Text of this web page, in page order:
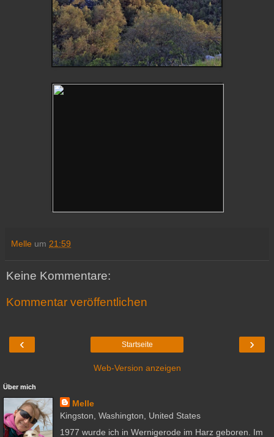
Melle um 21:59
Keine Kommentare:
Kommentar veröffentlichen
‹ ›
Startseite
Web-Version anzeigen
Über mich
Melle
Kingston, Washington, United States
1977 wurde ich in Wernigerode im Harz geboren. Im